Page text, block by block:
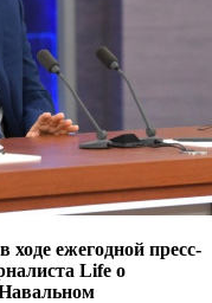
ежегодной пресс-
Life о